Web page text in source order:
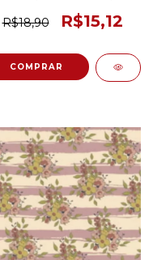
150CM
R$18,90 R$15,12